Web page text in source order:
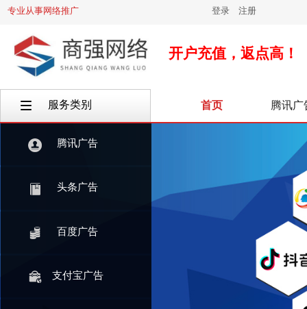
登录 注册
专业从事网络推广
开户充值，返点高！
首页 腾讯广
按钮文本
服务类别
腾讯广告
头条广告
百度广告
支付宝广告